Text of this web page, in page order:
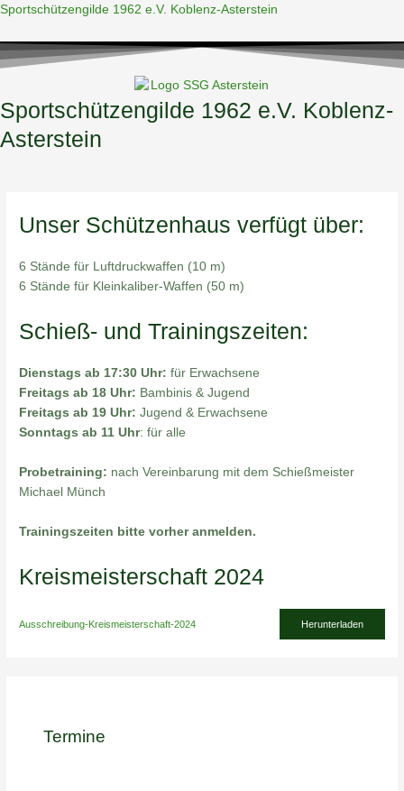
Zum
springen
Sportschützengilde 1962 e.V. Koblenz-Asterstein
Sportschützengilde 1962 e.V. Koblenz-
Asterstein
Unser Schützenhaus verfügt über:
6 Stände für Luftdruckwaffen (10 m)
6 Stände für Kleinkaliber-Waffen (50 m)
Schieß- und Trainingszeiten:
Dienstags ab 17:30 Uhr: für Erwachsene
Freitags ab 18 Uhr: Bambinis & Jugend
Freitags ab 19 Uhr: Jugend & Erwachsene
Sonntags ab 11 Uhr: für alle
Probetraining: nach Vereinbarung mit dem Schießmeister
Michael Münch
Trainingszeiten bitte vorher anmelden.
Kreismeisterschaft 2024
Ausschreibung-Kreismeisterschaft-2024 Herunterladen
Termine